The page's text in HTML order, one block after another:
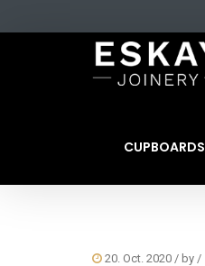
CUPBOARDS
20. Oct. 2020 / by /